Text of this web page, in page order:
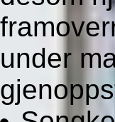
under